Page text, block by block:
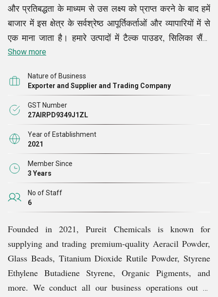
और प्रतिबद्धता के माध्यम से उस लक्ष्य को प्राप्त करने के बाद हमें
बाजार में इस क्षेत्र के सर्वश्रेष्ठ आपूर्तिकर्ताओं और व्यापारियों में से
एक माना जाता है। हमारे उत्पादों में टैल्क पाउडर, सिलिका सैंड,
पावर ऑयल, ऑर्गेनिक पिगमेंट, इंडस्ट्रियल रेज़िन और बहुत कुछ
उत्पादकों से प्राप्त करते हैं, जिनके पास व्यापक विनिर्माण विशेषज्ञता
और बाजार का वर्षों का अनुभव है। ये अपने क्षेत्र में पेशेवर हैं, और
हम बाजार का गहन विश्लेषण करने के बाद ही उनके सामान का
अधिग्रहण करते हैं। इसके अतिरिक्त, प्रत्येक उत्पाद को गुणवत्ता
आश्वासन परीक्षणों की एक बैटरी के माध्यम से पेश किया जाता है,
ताकि हमें यह आकलन करने में मदद मिल सके कि इसकी गुणवत्ता का
स्तर अंतर्राष्ट्रीय मानकों को पूरा करता है या नहीं।
Show more
Nature of Business
Exporter and Supplier and Trading Company
GST Number
27AIRPD9349J1ZL
Year of Establishment
2021
Member Since
3 Years
No of Staff
6
Founded in 2021, Pureit Chemicals is known for
supplying and trading premium-quality Aeracil Powder,
Glass Beads, Titanium Dioxide Rutile Powder, Styrene
Ethylene Butadiene Styrene, Organic Pigments, and
more. We conduct all our business operations out of